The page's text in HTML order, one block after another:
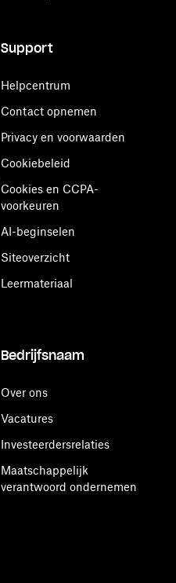
Support
Helpcentrum
Contact opnemen
Privacy en voorwaarden
Cookiebeleid
Cookies en CCPA-
voorkeuren
AI-beginselen
Siteoverzicht
Leermateriaal
Bedrijfsnaam
Over ons
Vacatures
Investeerdersrelaties
Maatschappelijk
verantwoord ondernemen